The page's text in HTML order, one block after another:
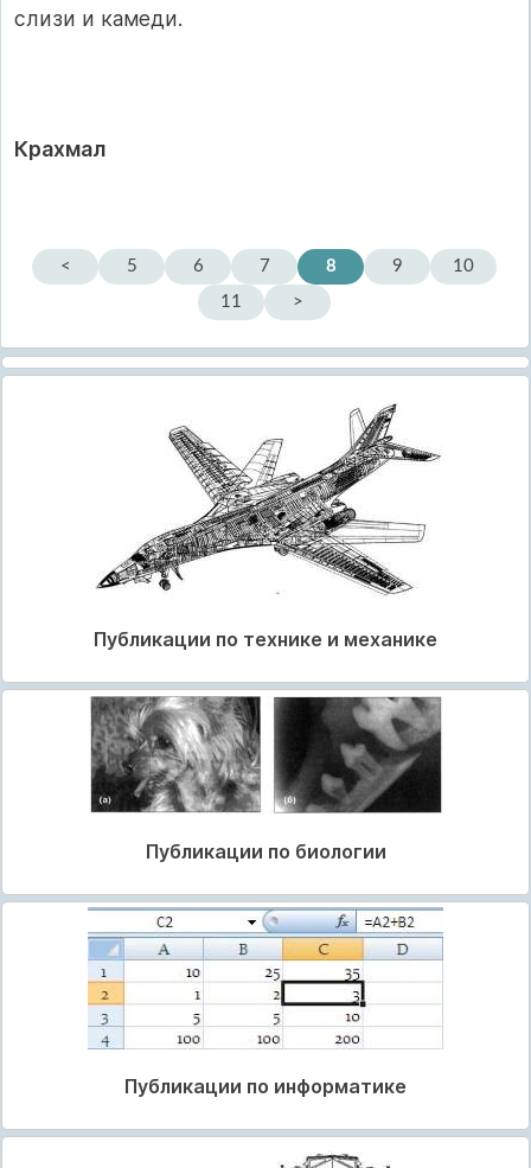
слизи и камеди.
Крахмал
< 5 6 7 8 9
10
11
>
Публикации по технике и механике
Публикации по биологии
Публикации по информатике